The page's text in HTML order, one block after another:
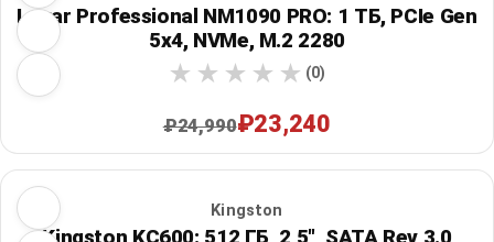
Lexar Professional NM1090 PRO: 1 ТБ, PCIe Gen
5x4, NVMe, M.2 2280
(0)
₽24,990₽23,240
Kingston